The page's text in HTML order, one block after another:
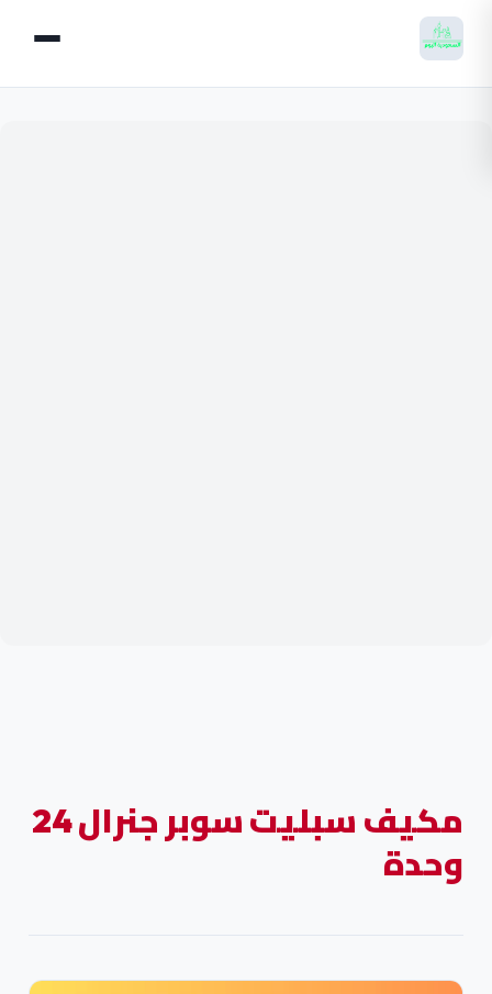
مكيف سبليت سوبر جنرال 24
وحدة